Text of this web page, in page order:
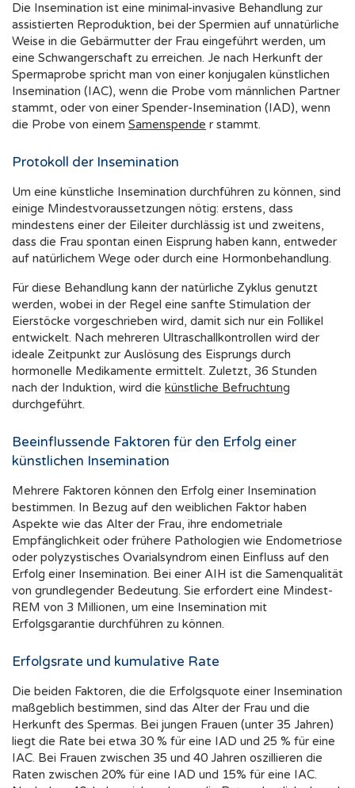
Die Insemination ist eine minimal-invasive Behandlung zur
assistierten Reproduktion, bei der Spermien auf unnatürliche
Weise in die Gebärmutter der Frau eingeführt werden, um
eine Schwangerschaft zu erreichen. Je nach Herkunft der
Spermaprobe spricht man von einer konjugalen künstlichen
Insemination (IAC), wenn die Probe vom männlichen Partner
stammt, oder von einer Spender-Insemination (IAD), wenn
die Probe von einem Samenspende r stammt.
Protokoll der Insemination
Um eine künstliche Insemination durchführen zu können, sind
einige Mindestvoraussetzungen nötig: erstens, dass
mindestens einer der Eileiter durchlässig ist und zweitens,
dass die Frau spontan einen Eisprung haben kann, entweder
auf natürlichem Wege oder durch eine Hormonbehandlung.
Für diese Behandlung kann der natürliche Zyklus genutzt
werden, wobei in der Regel eine sanfte Stimulation der
Eierstöcke vorgeschrieben wird, damit sich nur ein Follikel
entwickelt. Nach mehreren Ultraschallkontrollen wird der
ideale Zeitpunkt zur Auslösung des Eisprungs durch
hormonelle Medikamente ermittelt. Zuletzt, 36 Stunden
nach der Induktion, wird die künstliche Befruchtung
durchgeführt.
Beeinflussende Faktoren für den Erfolg einer
künstlichen Insemination
Mehrere Faktoren können den Erfolg einer Insemination
bestimmen. In Bezug auf den weiblichen Faktor haben
Aspekte wie das Alter der Frau, ihre endometriale
Empfänglichkeit oder frühere Pathologien wie Endometriose
oder polyzystisches Ovarialsyndrom einen Einfluss auf den
Erfolg einer Insemination. Bei einer AIH ist die Samenqualität
von grundlegender Bedeutung. Sie erfordert eine Mindest-
REM von 3 Millionen, um eine Insemination mit
Erfolgsgarantie durchführen zu können.
Erfolgsrate und kumulative Rate
Die beiden Faktoren, die die Erfolgsquote einer Insemination
maßgeblich bestimmen, sind das Alter der Frau und die
Herkunft des Spermas. Bei jungen Frauen (unter 35 Jahren)
liegt die Rate bei etwa 30 % für eine IAD und 25 % für eine
IAC. Bei Frauen zwischen 35 und 40 Jahren oszillieren die
Raten zwischen 20% für eine IAD und 15% für eine IAC.